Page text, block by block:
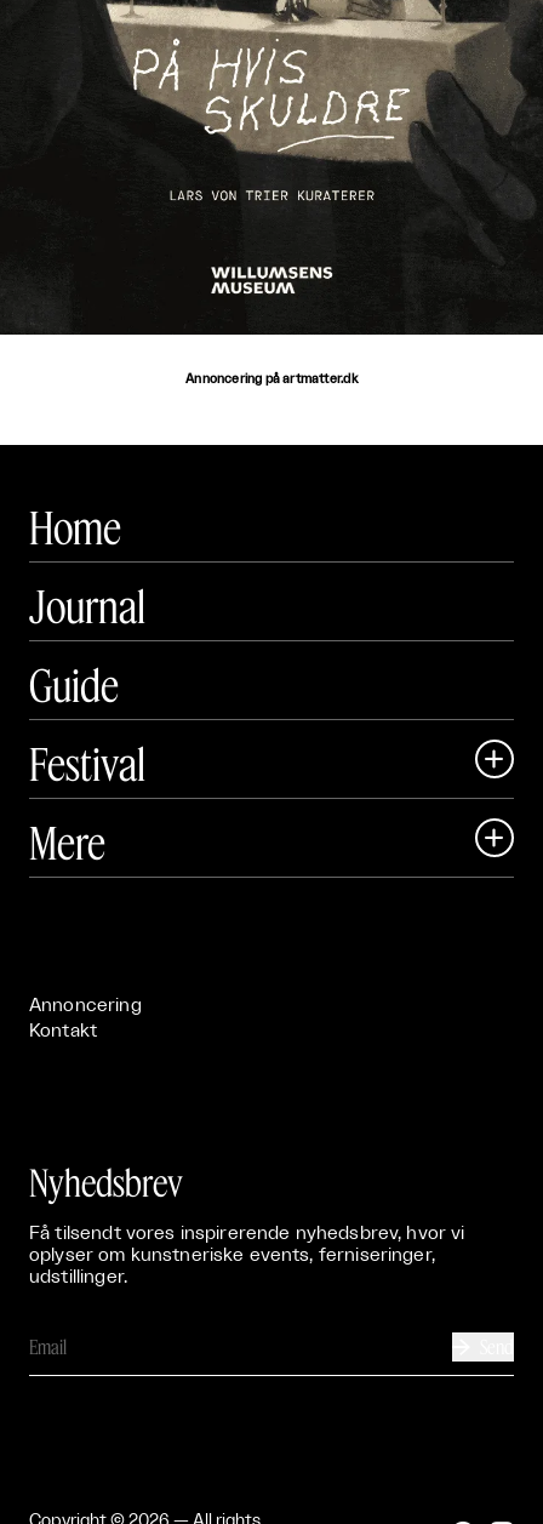
Annoncering på artmatter.dk
Home
Journal
Guide
Festival

 Art Matter Festival
Mere 
Annoncering
Kontakt
Nyhedsbrev
Få tilsendt vores inspirerende nyhedsbrev, hvor vi
oplyser om kunstneriske events, ferniseringer,
udstillinger.